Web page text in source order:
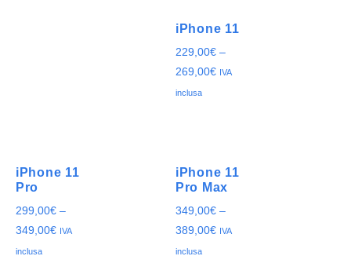
iPhone 11
229,00€ –
269,00€ IVA
inclusa
iPhone 11
Pro
299,00€ –
349,00€ IVA
inclusa
iPhone 11
Pro Max
349,00€ –
389,00€ IVA
inclusa